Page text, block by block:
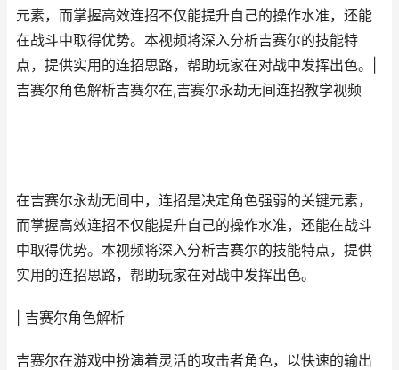
元素，而掌握高效连招不仅能提升自己的操作水准，还能
在战斗中取得优势。本视频将深入分析吉赛尔的技能特
点，提供实用的连招思路，帮助玩家在对战中发挥出色。|
吉赛尔角色解析吉赛尔在,吉赛尔永劫无间连招教学视频
在吉赛尔永劫无间中，连招是决定角色强弱的关键元素，
而掌握高效连招不仅能提升自己的操作水准，还能在战斗
中取得优势。本视频将深入分析吉赛尔的技能特点，提供
实用的连招思路，帮助玩家在对战中发挥出色。
| 吉赛尔角色解析
吉赛尔在游戏中扮演着灵活的攻击者角色，以快速的输出